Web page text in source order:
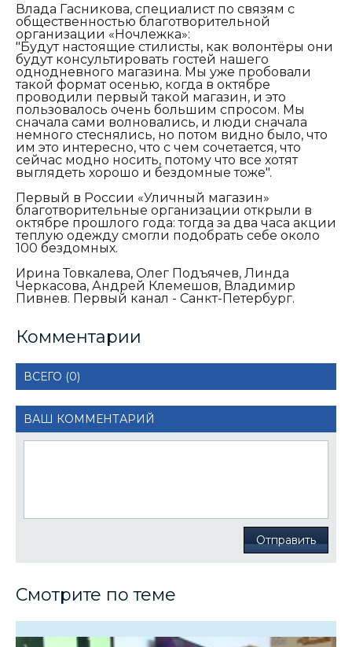
Влада Гасникова, специалист по связям с
общественностью благотворительной
организации «Ночлежка»:
"Будут настоящие стилисты, как волонтёры они
будут консультировать гостей нашего
однодневного магазина. Мы уже пробовали
такой формат осенью, когда в октябре
проводили первый такой магазин, и это
пользовалось очень большим спросом. Мы
сначала сами волновались, и люди сначала
немного стеснялись, но потом видно было, что
им это интересно, что с чем сочетается, что
сейчас модно носить, потому что все хотят
выглядеть хорошо и бездомные тоже".
Первый в России «Уличный магазин»
благотворительные организации открыли в
октябре прошлого года: тогда за два часа акции
теплую одежду смогли подобрать себе около
100 бездомных.
Ирина Товкалева, Олег Подъячев, Линда
Черкасова, Андрей Клемешов, Владимир
Пивнев. Первый канал - Санкт-Петербург.
Комментарии
ВСЕГО (0)
ВАШ КОММЕНТАРИЙ
Отправить
Смотрите по теме